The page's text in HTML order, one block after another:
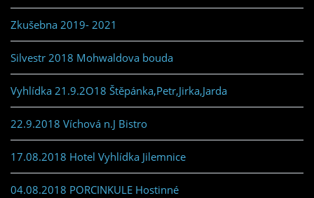
Zkušebna 2019- 2021
Silvestr 2018 Mohwaldova bouda
Vyhlídka 21.9.2O18 Štěpánka,Petr,Jirka,Jarda
22.9.2018 Víchová n.J Bistro
17.08.2018 Hotel Vyhlídka Jilemnice
04.08.2018 PORCINKULE Hostinné